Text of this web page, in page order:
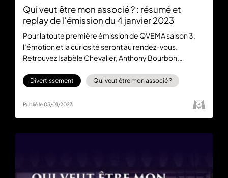
Qui veut être mon associé ? : résumé et
replay de l’émission du 4 janvier 2023
Pour la toute première émission de QVEMA saison 3,
l’émotion et la curiosité seront au rendez-vous.
Retrouvez Isabèle Chevalier, Anthony Bourbon,
Eric Larchevêque sur 6play pour regarder gratuitement
Divertissement Qui veut être mon associé ?
Publié le 05/01/2023